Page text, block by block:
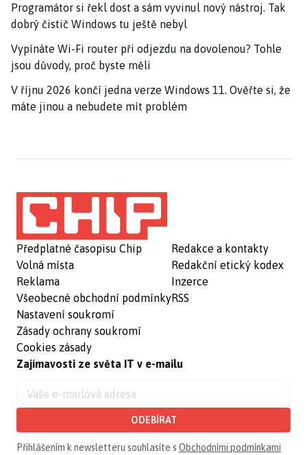
Programátor si řekl dost a sám vyvinul nový nástroj. Tak
dobrý čistič Windows tu ještě nebyl
Vypínáte Wi-Fi router při odjezdu na dovolenou? Tohle
jsou důvody, proč byste měli
V říjnu 2026 končí jedna verze Windows 11. Ověřte si, že
máte jinou a nebudete mít problém
Předplatné časopisu Chip
Volná místa
Reklama
Všeobecné obchodní podmínky
Nastavení soukromí
Zásady ochrany soukromí
Cookies zásady
Redakce a kontakty
Redakční etický kodex
Inzerce
RSS
Zajímavosti ze světa IT v e-mailu
ODEBÍRAT
Přihlášením k newsletteru souhlasíte s Obchodními podmínkami